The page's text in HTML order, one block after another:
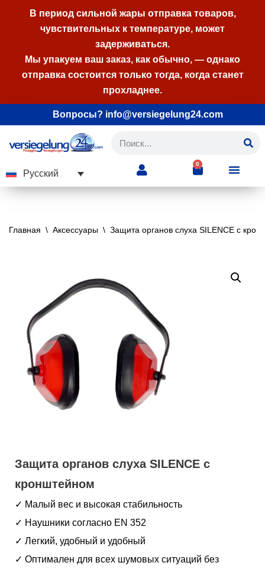
Перейти
содержимому
В период сильной жары отправка товаров,
чувствительных к температуре, может
задерживаться.
Мы упакуем ваш заказ, как обычно, — однако
отправка состоится только тогда, когда станет
прохладнее.
Вопросы? info@versiegelung24.com
Русский
0
Главная \ Аксессуары \ Защита органов слуха SILENCE с
Защита органов слуха SILENCE с
кронштейном
✓ Малый вес и высокая стабильность
✓ Наушники согласно EN 352
✓ Легкий, удобный и удобный
✓ Оптимален для всех шумовых ситуаций без